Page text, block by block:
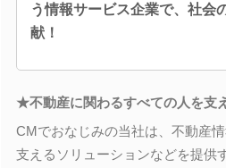
う情報サービス企業で、社会
献！
★不動産に関わるすべての人を支
CMでおなじみの当社は、不動産
支えるソリューションなどを提供